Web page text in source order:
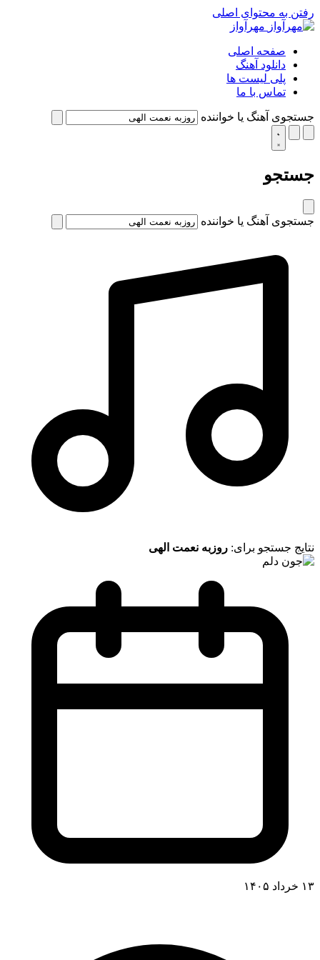
رفتن به محتوای اصلی
مهرآواز
صفحه اصلی
دانلود آهنگ
پلی لیست ها
تماس با ما
جستجوی آهنگ یا خواننده
جستجو
جستجوی آهنگ یا خواننده
نتایج جستجو برای: روزبه نعمت الهی
۱۳ خرداد ۱۴۰۵